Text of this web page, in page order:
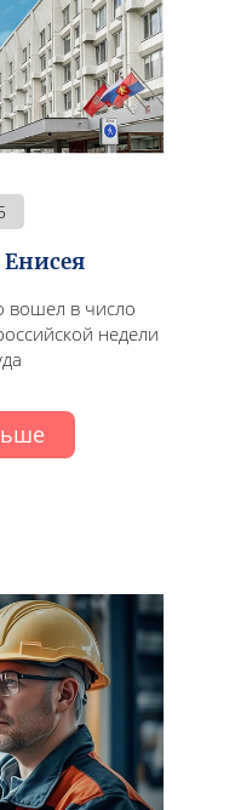
Енисея
вошел в число
недели